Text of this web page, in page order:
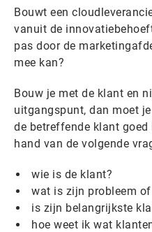
Bouwt een
vanuit de
pas door de
mee kan?
Bouw je met de klant en
uitgangspunt, dan moet
de betreffende klant goed
hand van de volgende
wie is de klant?
wat is zijn probleem of
is zijn belangrijkste
hoe weet ik wat